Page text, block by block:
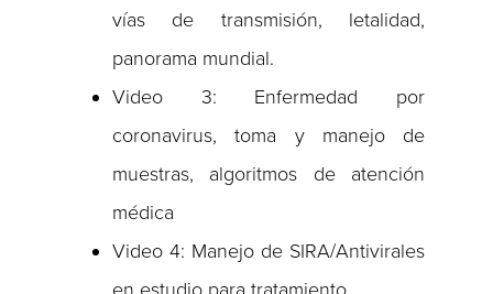
vías de transmisión, letalidad,
panorama mundial.
Video 3: Enfermedad por
coronavirus, toma y manejo de
muestras, algoritmos de atención
médica
Video 4: Manejo de SIRA/Antivirales